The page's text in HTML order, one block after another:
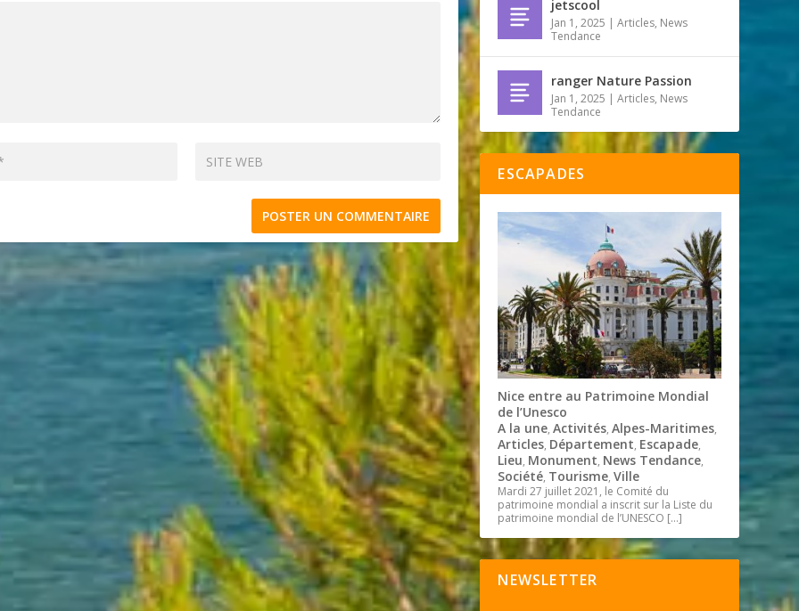
jetscool
Jan 1, 2025 |Articles, News
Tendance
ranger Nature Passion
Jan 1, 2025 |Articles, News
Tendance
ESCAPADES
Nice entre au Patrimoine Mondial
de l’Unesco
A la une,Activités,Alpes-Maritimes,
Articles, Département, Escapade,
Lieu, Monument, News Tendance,
Société, Tourisme,Ville
Mardi 27 juillet 2021, le Comité du
patrimoine mondial a inscrit sur la Liste du
patrimoine mondial de l’UNESCO […]
NEWSLETTER